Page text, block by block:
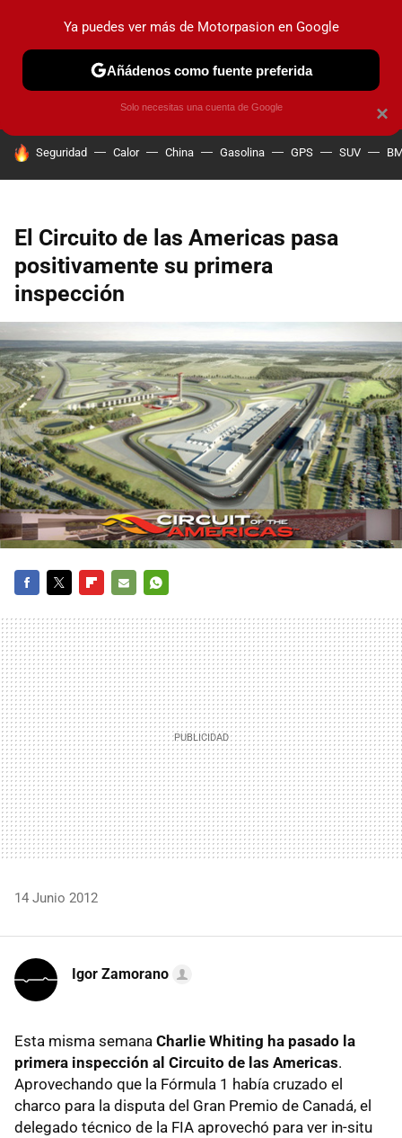
PRUEBAS COCHES ELÉCTRICOS OBSERVATORIO
HOY SE HABLA DE
Seguridad Calor China Gasolina GPS SUV
El Circuito de las Americas pasa
positivamente su primera
inspección
MAIL
14 Junio 2012
Igor Zamorano
Esta misma semana Charlie Whiting ha pasado la
primera inspección al Circuito de las Americas.
Aprovechando que la Fórmula 1 había cruzado el
charco para la disputa del Gran Premio de Canadá, el
delegado técnico de la FIA aprovechó para ver in-situ
×
Ya puedes ver más de Motorpasion en Google
Añádenos como fuente preferida
Solo necesitas una cuenta de Google